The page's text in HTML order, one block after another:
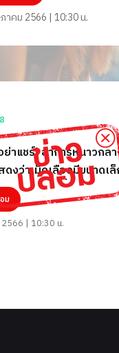
าคม 2566 | 10:30 น.
าแชร์! อาการหนาวกล
งว่าเม็ดเลือดมีขนาดเล็
เลือดลำบากขึ้น
ม
| 10:30 น.